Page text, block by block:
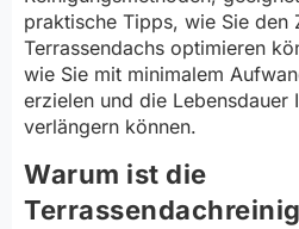
praktische Tipps, wie Sie den
Terrassendachs optimieren
wie Sie mit minimalem
erzielen und die Lebensdauer
verlängern können.
Warum ist die